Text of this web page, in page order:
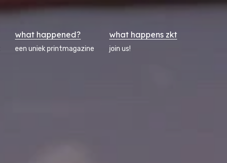
what happened?
een uniek printmagazine
what happens zkt
join us!